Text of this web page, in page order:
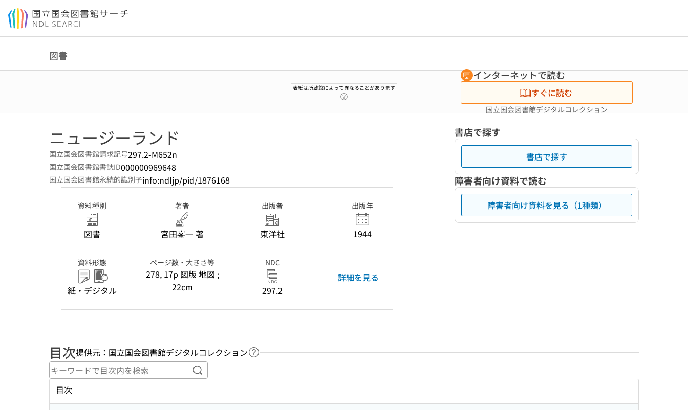
本文へ移動
図書
表紙は所蔵館によって異なることがあります
インターネットで読む
すぐに読む
国立国会図書館デジタルコレクション
ニュージーランド
国立国会図書館請求記号297.2-M652n
国立国会図書館書誌ID000000969648
国立国会図書館永続的識別子info:ndljp/pid/1876168
資料種別
図書
著者
宮田峯一 著
出版者
東洋社
出版年
1944
資料形態
紙・デジタル
ページ数・大きさ等
278, 17p 図版 地図 ;
22cm
NDC
297.2
詳細を見る
書店で探す
書店で探す
障害者向け資料で読む
障害者向け資料を見る（1種類）
目次提供元：国立国会図書館デジタルコレクション ヘルプページへのリンク
キーワードで目次内を検索
目次